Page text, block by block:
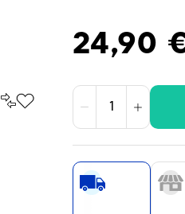
Σύγκρινέ
Προσθήκη
Αγαπημένα
24,90
Μείωση Αύξηση